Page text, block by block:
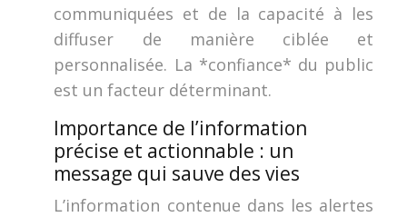
communiquées et de la capacité à les
diffuser de manière ciblée et
personnalisée. La *confiance* du public
est un facteur déterminant.
Importance de l’information
précise et actionnable : un
message qui sauve des vies
L’information contenue dans les alertes